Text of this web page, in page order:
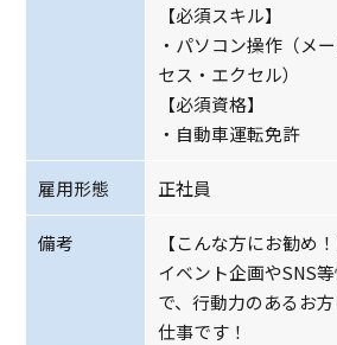
【必須スキル】
・パソコン操作（メ
セス・エクセル）
【必須資格】
・自動車運転免許
雇用形態 正社員
備考
【こんな方にお勧め！
イベント企画やSNS
で、行動力のあるお
仕事です！